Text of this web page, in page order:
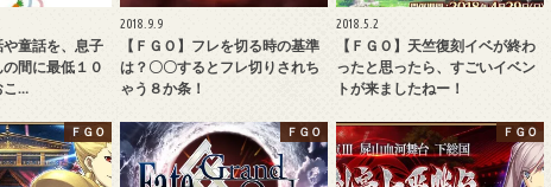
童話を、息子
間に最低１０
こ…
2018.9.9
【ＦＧＯ】フレを切る時の基準
は？〇〇するとフレ切りされち
ゃう８か条！
2018.5.2
【ＦＧＯ】天竺復刻イベが終わ
ったと思ったら、すごいイベン
トが来ましたねー！
ＦＧＯ ＦＧＯ ＦＧＯ